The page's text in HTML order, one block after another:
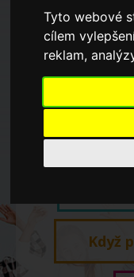
Tyto webové
cílem
reklam,
Když